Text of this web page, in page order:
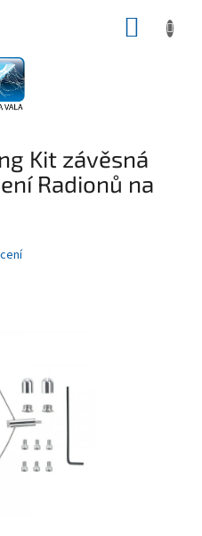
Kit závěsná
Radionů na